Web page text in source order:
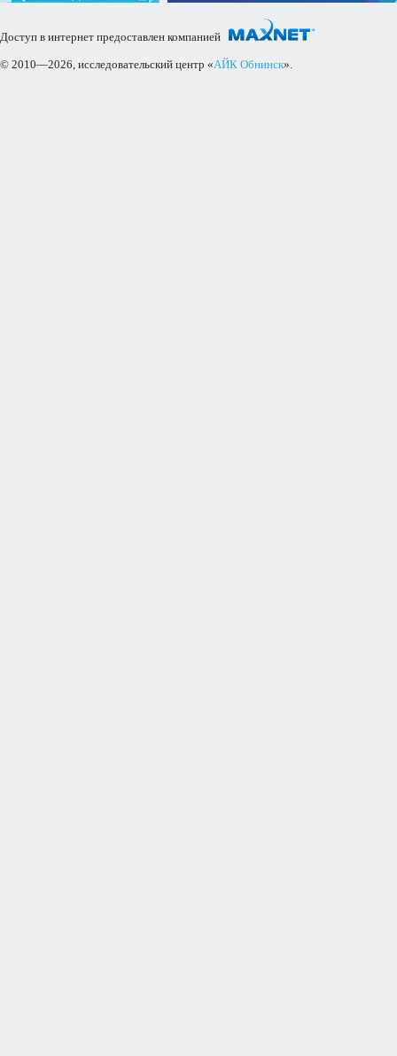
Доступ в интернет предоставлен компанией
© 2010—2026, исследовательский центр «АЙК Обнинск».